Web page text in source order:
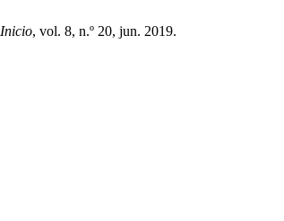
Inicio, vol. 8, n.º 20, jun. 2019.